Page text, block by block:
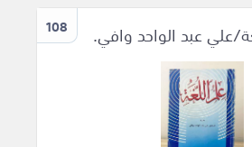
108 علي عبد الواحد وافي.